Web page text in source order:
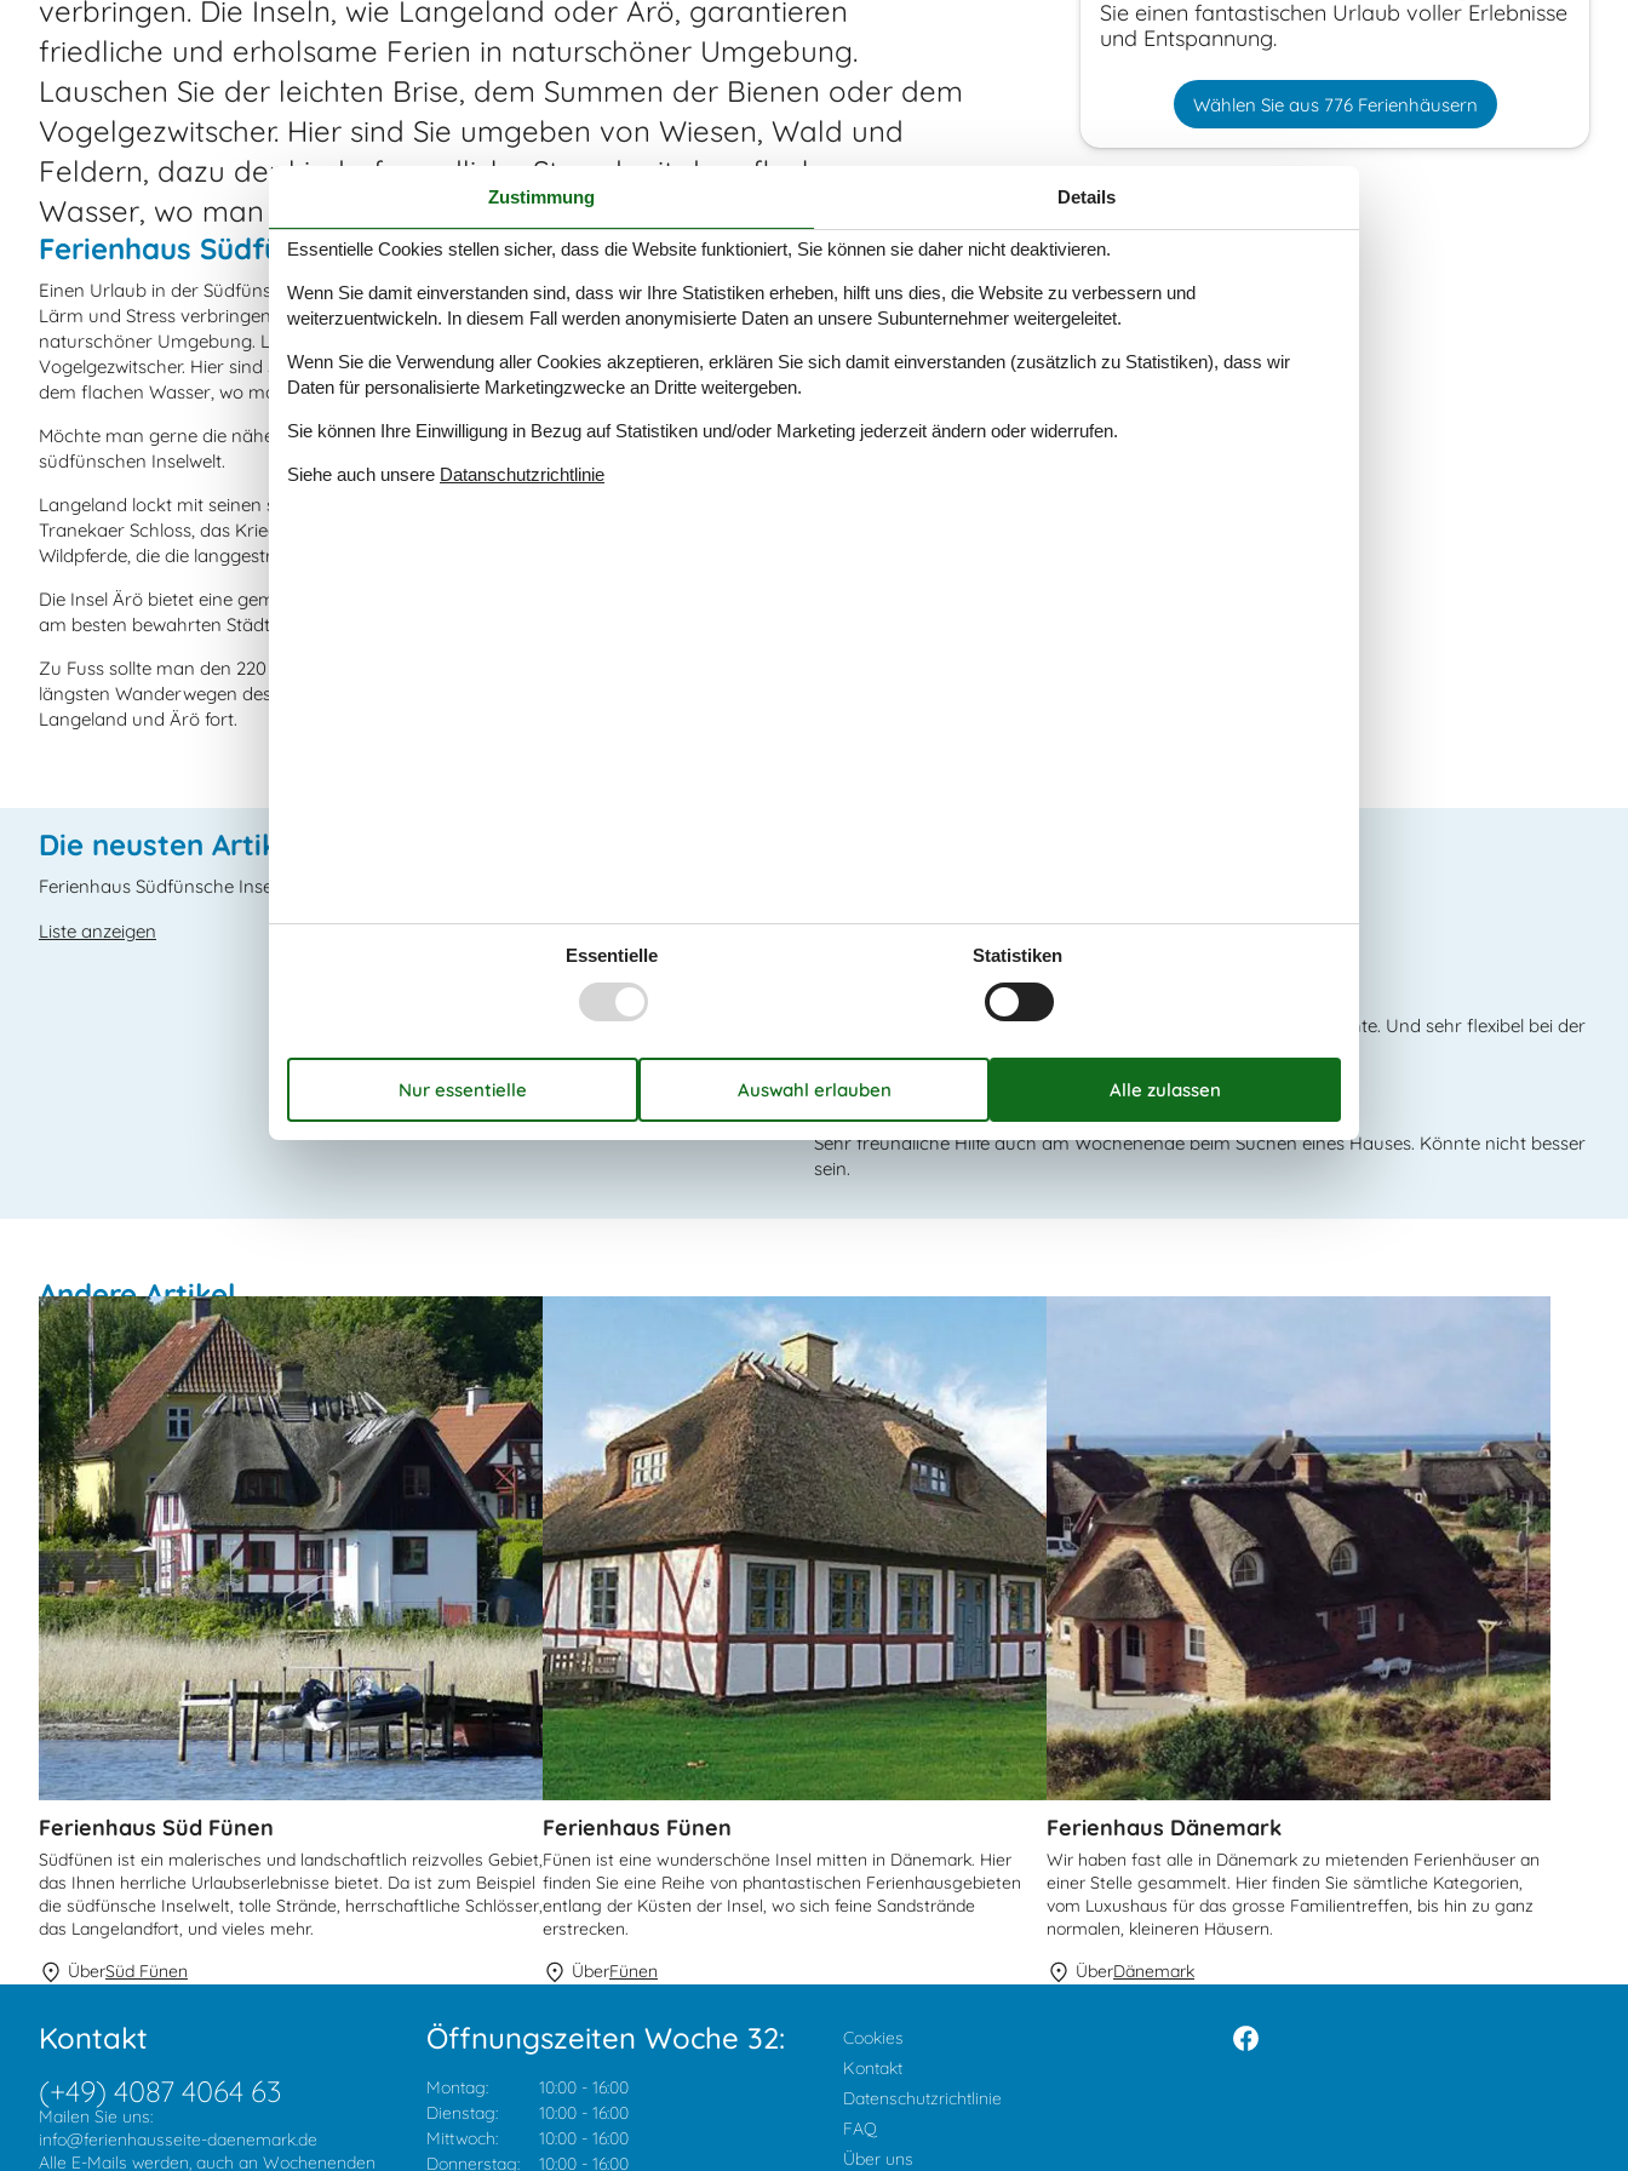
verbringen. Die Inseln, wie Langeland oder Ärö, garantieren
friedliche und erholsame Ferien in naturschöner Umgebung.
Lauschen Sie der leichten Brise, dem Summen der Bienen oder dem
Vogelgezwitscher. Hier sind Sie umgeben von Wiesen, Wald und
Feldern, dazu der kinderfreundliche Strand mit dem flachen
Wasser, wo man auch Krabben fangen kann.
Ferienhaus Südfünsche Inselwelt – Idyll so weit das Auge reicht
Einen Urlaub in der Südfünschen Inselwelt können Sie in einem gemütlichen Fachwerkhäuschen abseits von
Lärm und Stress verbringen. Die Inseln, wie Langeland oder Ärö, garantieren friedliche und erholsame Ferien in
naturschöner Umgebung. Lauschen Sie der leichten Brise, dem Summen der Bienen oder dem
Vogelgezwitscher. Hier sind Sie umgeben von Wiesen, Wald und Feldern, dazu der kinderfreundliche Strand mit
dem flachen Wasser, wo man auch Krabben fangen kann.
Möchte man gerne die nähere Umgebung erkunden, dann gibt es viel zu erleben während der Ferien in der
südfünschen Inselwelt.
Langeland lockt mit seinen schönen Stränden bei Bukkemose, Ristinge und Stoense. Hier finden Sie auch das
Tranekaer Schloss, das Kriegsmuseum im Langelandsfort, die charakteristischen Huthügel bei Humble und die
Wildpferde, die die langgestreckte Insel bevölkern.
Die Insel Ärö bietet eine gemütliche Atmosphäre, maritime Stimmung im Hafenörtchen Marstal, und eine der
am besten bewahrten Städte in Dänemark aus dem 17. Jahrhundert, das malerische Ärösköbing.
Zu Fuss sollte man den 220 Kilometer langen Inselwelt-Wanderpfad (Öhavssti) erkunden. Er gehört zu den
längsten Wanderwegen des Landes und erstreckt sich über Südfünen, setzt sich dabei Richtung Taasinge,
Langeland und Ärö fort.
Sie einen fantastischen Urlaub voller Erlebnisse
und Entspannung.
Wählen Sie aus 776 Ferienhäusern
Die neusten Artikel über Süd See
Ferienhaus Südfünsche Inselwelt
Liste anzeigen
Sehr einfach zu buchen und das zu finden, was man haben möchte. Und sehr flexibel bei der
Sehr freundliche Hilfe auch am Wochenende beim Suchen eines Hauses. Könnte nicht besser
sein.
Andere Artikel
Ferienhaus Süd Fünen
Südfünen ist ein malerisches und landschaftlich reizvolles Gebiet,
das Ihnen herrliche Urlaubserlebnisse bietet. Da ist zum Beispiel
die südfünsche Inselwelt, tolle Strände, herrschaftliche Schlösser,
das Langelandfort, und vieles mehr.
ÜberSüd Fünen
Ferienhaus Fünen
Fünen ist eine wunderschöne Insel mitten in Dänemark. Hier
finden Sie eine Reihe von phantastischen Ferienhausgebieten
entlang der Küsten der Insel, wo sich feine Sandstrände
erstrecken.
ÜberFünen
Ferienhaus Dänemark
Wir haben fast alle in Dänemark zu mietenden Ferienhäuser an
einer Stelle gesammelt. Hier finden Sie sämtliche Kategorien,
vom Luxushaus für das grosse Familientreffen, bis hin zu ganz
normalen, kleineren Häusern.
ÜberDänemark
Kontakt
(+49) 4087 4064 63
Mailen Sie uns:
info@ferienhausseite-daenemark.de
Alle E-Mails werden, auch an Wochenenden
Öffnungszeiten Woche 32:
Montag: 10:00 - 16:00
Dienstag:
10:00 - 16:00
Mittwoch:
10:00 - 16:00
Donnerstag:
10:00 - 16:00
Cookies
Kontakt
Datenschutzrichtlinie
FAQ
Über uns
Zustimmung Details
Essentielle Cookies stellen sicher, dass die Website funktioniert, Sie können sie daher nicht deaktivieren.
Wenn Sie damit einverstanden sind, dass wir Ihre Statistiken erheben, hilft uns dies, die Website zu verbessern und
weiterzuentwickeln. In diesem Fall werden anonymisierte Daten an unsere Subunternehmer weitergeleitet.
Wenn Sie die Verwendung aller Cookies akzeptieren, erklären Sie sich damit einverstanden (zusätzlich zu Statistiken), dass wir
Daten für personalisierte Marketingzwecke an Dritte weitergeben.
Sie können Ihre Einwilligung in Bezug auf Statistiken und/oder Marketing jederzeit ändern oder widerrufen.
Siehe auch unsere Datanschutzrichtlinie
Essentielle Statistiken